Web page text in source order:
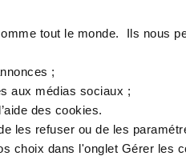
tout le monde. ​ Ils nous
;​
aux médias sociaux ;
des cookies.​
les refuser ou de les
choix dans l'onglet Gérer les